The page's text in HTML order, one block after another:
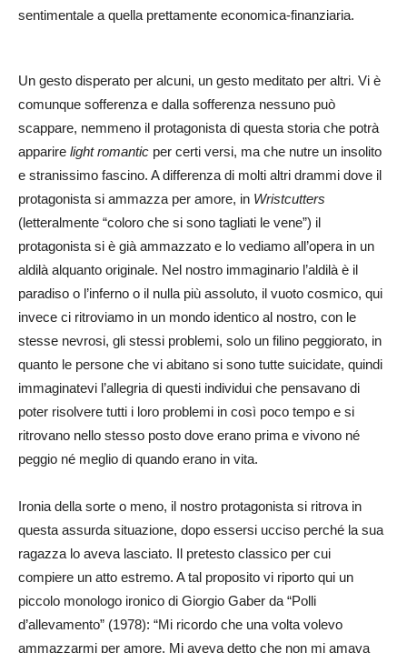
sentimentale a quella prettamente economica-finanziaria.
Un gesto disperato per alcuni, un gesto meditato per altri. Vi è
comunque sofferenza e dalla sofferenza nessuno può
scappare, nemmeno il protagonista di questa storia che potrà
apparire light romantic per certi versi, ma che nutre un insolito
e stranissimo fascino. A differenza di molti altri drammi dove il
protagonista si ammazza per amore, in Wristcutters
(letteralmente “coloro che si sono tagliati le vene”) il
protagonista si è già ammazzato e lo vediamo all’opera in un
aldilà alquanto originale. Nel nostro immaginario l’aldilà è il
paradiso o l’inferno o il nulla più assoluto, il vuoto cosmico, qui
invece ci ritroviamo in un mondo identico al nostro, con le
stesse nevrosi, gli stessi problemi, solo un filino peggiorato, in
quanto le persone che vi abitano si sono tutte suicidate, quindi
immaginatevi l’allegria di questi individui che pensavano di
poter risolvere tutti i loro problemi in così poco tempo e si
ritrovano nello stesso posto dove erano prima e vivono né
peggio né meglio di quando erano in vita.
Ironia della sorte o meno, il nostro protagonista si ritrova in
questa assurda situazione, dopo essersi ucciso perché la sua
ragazza lo aveva lasciato. Il pretesto classico per cui
compiere un atto estremo. A tal proposito vi riporto qui un
piccolo monologo ironico di Giorgio Gaber da “Polli
d’allevamento” (1978): “Mi ricordo che una volta volevo
ammazzarmi per amore. Mi aveva detto che non mi amava